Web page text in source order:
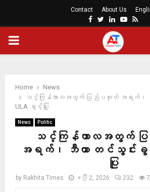
Contact About Us
Facebook
Twitter
LinkedinYoutube
Rss
PRIMARY
Home
News
သင်္ကြန်ကာလအတွက် ပြည်ပထုတ် အရက်၊
ULA ခွင့်ပြု
News Politic
သင်္ကြန်ကာလအတွက်
အရက်၊ ဘီယာ တင်သွင်းခွ
ပြု
by Rakhita Times ဧပြီ 2, 2026 232